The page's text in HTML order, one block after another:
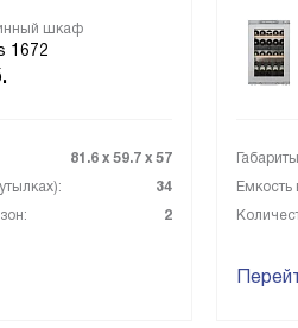
шкаф
1672
81.6 х 59.7 х 57
34
2
Емкость